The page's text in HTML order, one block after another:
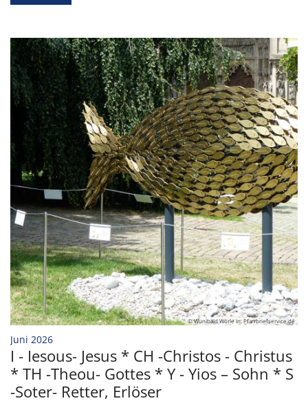
© Wunibald Wörle In: Pfarrbriefservice.de
Juni 2026:
I - Iesous- Jesus * CH -Christos - Christus
* TH -Theou- Gottes * Y - Yios – Sohn * S
-Soter- Retter, Erlöser